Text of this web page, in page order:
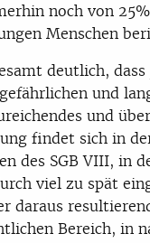
noch von
Menschen
deutlich,
und
und
findet sich in
des SGB VIII, in
viel zu spät
daraus
Bereich, in